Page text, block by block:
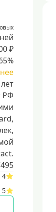
₽
РФ
4
5